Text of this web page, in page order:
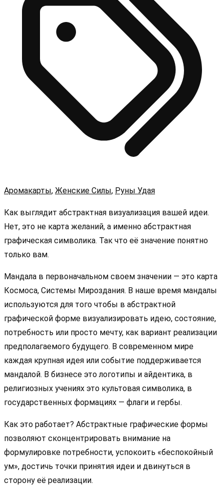
Аромакарты, Женские Силы, Руны Удая
Как выглядит абстрактная визуализация вашей идеи.
Нет, это не карта желаний, а именно абстрактная
графическая символика. Так что её значение понятно
только вам.
Мандала в первоначальном своем значении — это карта
Космоса, Системы Мироздания. В наше время мандалы
используются для того чтобы в абстрактной
графической форме визуализировать идею, состояние,
потребность или просто мечту, как вариант реализации
предполагаемого будущего. В современном мире
каждая крупная идея или событие поддерживается
мандалой. В бизнесе это логотипы и айдентика, в
религиозных учениях это культовая символика, в
государственных формациях — флаги и гербы.
Как это работает? Абстрактные графические формы
позволяют сконцентрировать внимание на
формулировке потребности, успокоить «беспокойный
ум», достичь точки принятия идеи и двинуться в
сторону её реализации.